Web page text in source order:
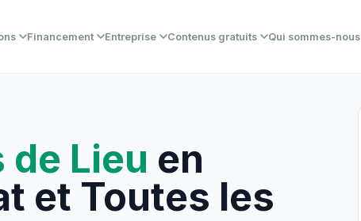
Financement Entreprise Contenus gratuits Qui sommes-nous
Lieu en
et Toutes les